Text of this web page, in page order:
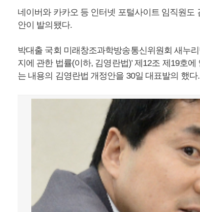
네이버와 카카오 등 인터넷 포털사이트 임직원도
안이 발의됐다.
박대출 국회 미래창조과학방송통신위원회 새누
지에 관한 법률(이하, 김영란법)’ 제12조 제19호
는 내용의 김영란법 개정안을 30일 대표발의 했다.